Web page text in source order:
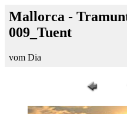
Mallorca -
009_Tuent
vom Dia